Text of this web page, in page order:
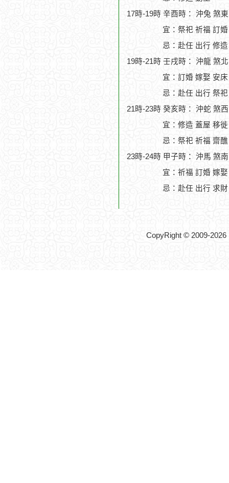
17時-19時 辛酉時： 沖兔 煞
宜：祭祀 祈福 訂
忌：赴任 出行 修造
19時-21時 壬戌時： 沖龍 煞
宜：訂婚 嫁娶 安
忌：赴任 出行 祭
21時-23時 癸亥時： 沖蛇 煞
宜：修造 蓋屋 移
忌：祭祀 祈福 齋
23時-24時 甲子時： 沖馬 煞
宜：祈福 訂婚 嫁
忌：赴任 出行 求財
CopyRight © 2009-2026